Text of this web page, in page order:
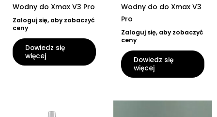
Wodny do Xmax V3 Pro
Zaloguj się, aby zobaczyć
ceny
Dowiedz się
więcej
Wodny do do Xmax V3
Pro
Zaloguj się, aby zobaczyć
ceny
Dowiedz się
więcej